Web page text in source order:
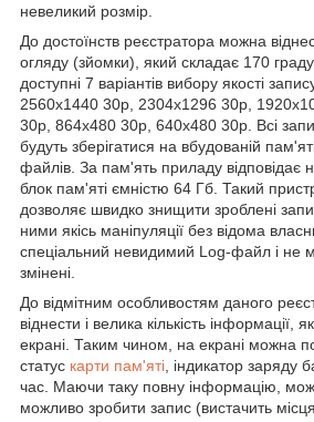
невеликий розмір.
До достоїнств реєстратора можна
огляду (зйомки), який складає 170
доступні 7 варіантів вибору якості
2560х1440 30р, 2304х1296 30р,
30р, 864х480 30р, 640х480 30р. Всі
будуть зберігатися на вбудованій
файлів. За пам'ять приладу відповідає
блок пам'яті ємністю 64 Гб. Такий
дозволяє швидко знищити зроблені
ними якісь маніпуляції без відома
спеціальний невидимий Log-файл і не
змінені.
До відмітним особливостям даного
віднести і велика кількість інформації,
екрані. Таким чином, на екрані можна
статус карти пам'яті , індикатор заряду
час. Маючи таку повну інформацію,
можливо зробити запис (вистачить